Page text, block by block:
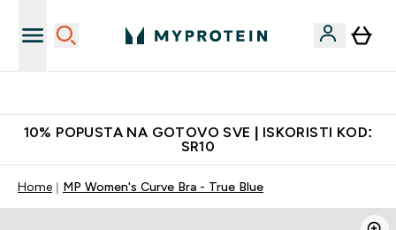
10% POPUSTA NA GOTOVO SVE | ISKORISTI KOD:
SR10
Home MP Women's Curve Bra - True Blue